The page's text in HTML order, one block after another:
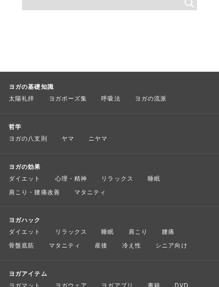
ヨガの基礎知識
太陽礼拝 ヨガポーズ集 呼吸法 ヨガの流派
哲学
ヨガの八支則 ヤマ ニヤマ
ヨガの効果
ダイエット 心理・精神 リラックス
睡眠
肩こり・腰痛改善
マタニティ
ヨガハック
ダイエット リラックス 睡眠 肩こり
腰痛
骨盤底筋
マタニティ 産後 冷え性 シニア向け
ヨガアイテム
ヨガマット ヨガウェア ヨガアプリ 書籍 DVD